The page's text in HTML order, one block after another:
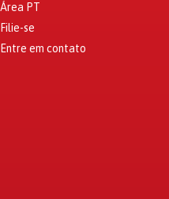
Área PT
Filie-se
Entre em contato